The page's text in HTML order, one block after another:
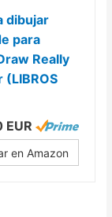
dibujar
para
Really
EUR
en Amazon